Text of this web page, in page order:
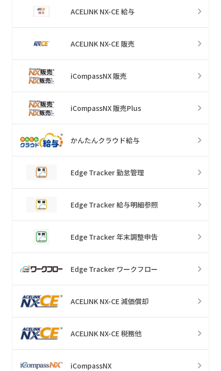
ACELINK NX-CE 給与
ACELINK NX-CE 販売
iCompassNX 販売
iCompassNX 販売Plus
かんたんクラウド給与
Edge Tracker 勤怠管理
Edge Tracker 給与明細参照
Edge Tracker 年末調整申告
Edge Tracker ワークフロー
ACELINK NX-CE 減価償却
ACELINK NX-CE 税務他
iCompassNX